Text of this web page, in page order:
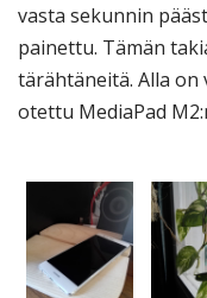
vasta sekunnin
painettu. Tämän
tärähtäneitä. Alla on
otettu MediaPad